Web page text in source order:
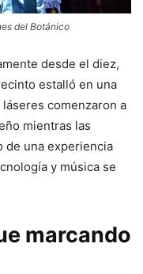
del Botánico
desde el diez,
estalló en una
comenzaron a
mientras las
de una experiencia
y música se
marcando